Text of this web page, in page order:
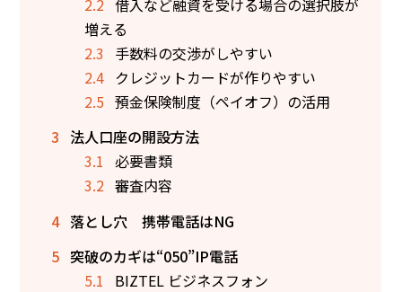
2.2 借入など融資を受ける場合の選択肢が
増える
2.3 手数料の交渉がしやすい
2.4 クレジットカードが作りやすい
2.5 預金保険制度（ペイオフ）の活用
3 法人口座の開設方法
3.1 必要書類
3.2 審査内容
4 落とし穴 携帯電話はNG
5 突破のカギは“050”IP電話
5.1
BIZTEL ビジネスフォン